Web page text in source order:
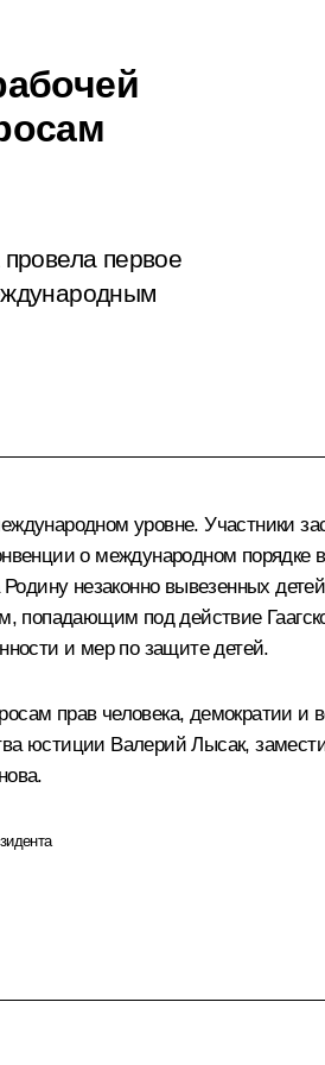
первое
уровне. Участники
о международном
незаконно вывезенных
попадающим под действие
и мер по защите детей.
прав человека, демократии и
юстиции Валерий Лысак,